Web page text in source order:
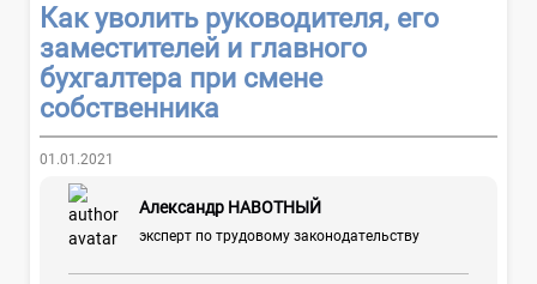
Как уволить руководителя, его
заместителей и главного
бухгалтера при смене
собственника
01.01.2021
Александр НАВОТНЫЙ
эксперт по трудовому законодательству